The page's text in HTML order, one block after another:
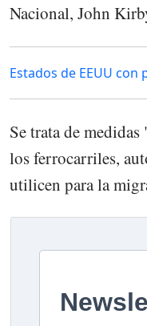
Nacional, John
Estados de EEUU
Se trata de
los ferrocarriles,
utilicen para la